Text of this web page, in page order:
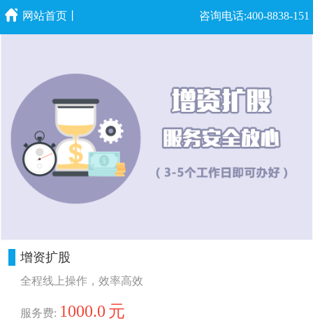
网站首页丨 咨询电话:400-8838-151
增资扩股
全程线上操作，效率高效
服务费: 1000.0 元